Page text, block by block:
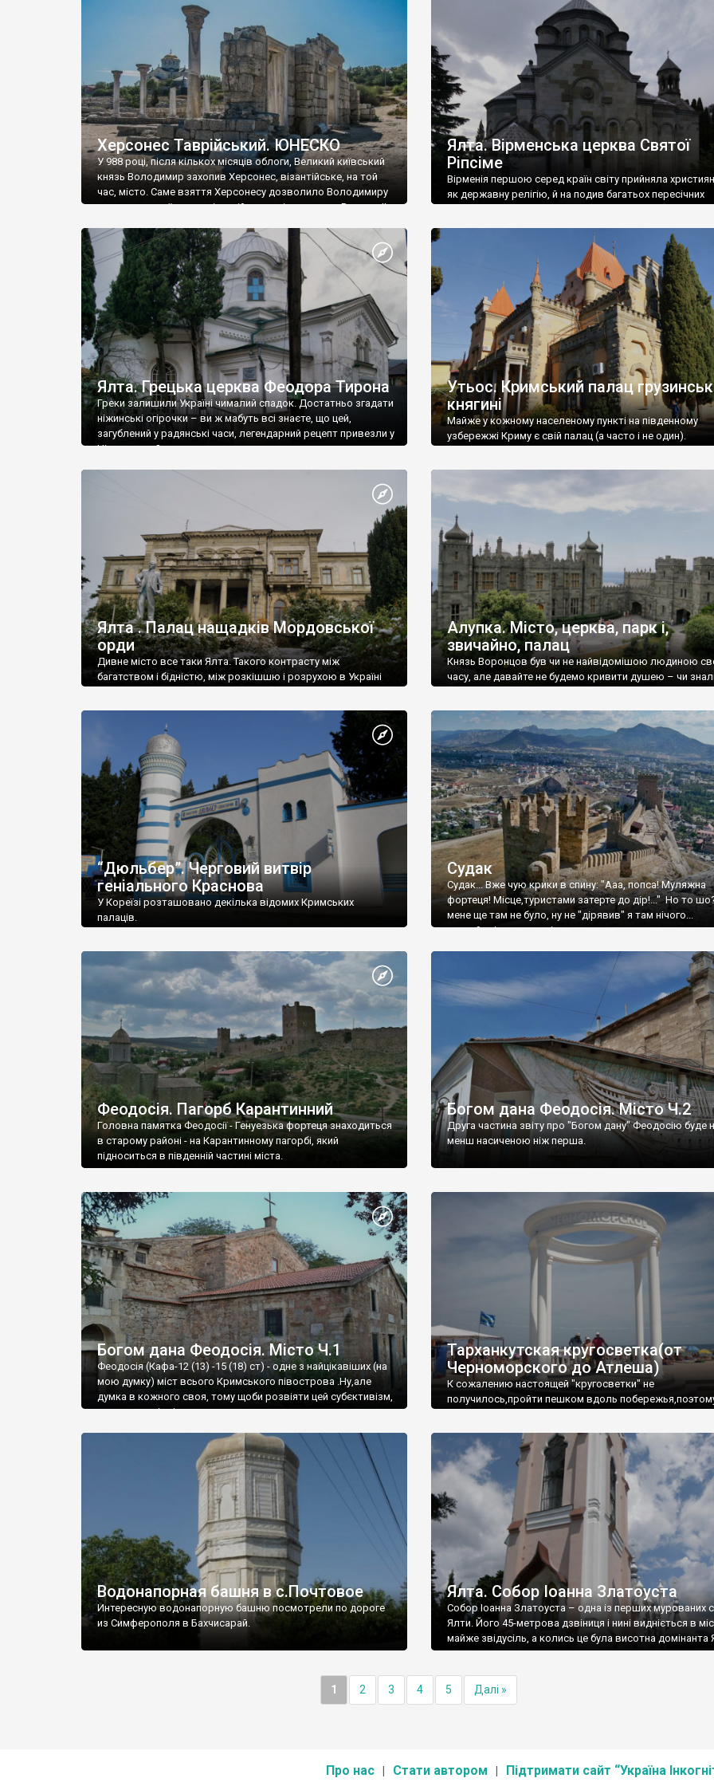
візантійської доби. Раритети викрадені з фондів об’єкту
культурної спадщини ЮНЕСКО «Херсонеса Таврійського».
Офіційно – на виставку «Золото Візантії», але експерти та
влада в Україні вважають це лише […]
називаються «повстяками» (postaki)…” “Вино. Крим
виробляє відмінне вино і його вдосталь: воно все
легке біле і дуже […]
Херсонес Таврійський. ЮНЕСКО
У 988 році, після кількох місяців облоги, Великий київський
князь Володимир захопив Херсонес, візантійське, на той
час, місто. Саме взяття Херсонесу дозволило Володимиру
диктувати свої умови візантійському імператору Василю ІІ,
Херсонесі Володимир-язичник, став Василем-
християнином. А потім було Хрещення Русі. На честь
Херсонесу Таврійського названо місто […]
Ялта. Вірменська церква Святої
Ріпсіме
Вірменія першою серед країн світу прийняла
як державну релігію, й на подив багатьох пересічних
Ялта. Грецька церква Феодора Тирона
Греки залишили Україні чималий спадок. Достатньо згадати
ніжинські огірочки – ви ж мабуть всі знаєте, що цей,
загублений у радянські часи, легендарний рецепт привезли у
Ніжин греки?
Утьос. Кримський палац
княгині
Майже у кожному населеному пункті на південному
узбережжі Криму є свій палац (а часто і не один).
Ялта . Палац нащадків Мордовської
орди
Дивне місто все таки Ялта. Такого контрасту між
багатством і бідністю, між розкішшю і розрухою в Україні
Алупка. Місто, церква, парк і,
звичайно, палац
Князь Воронцов був чи не найвідомішою людиною
часу, але давайте не будемо кривити душею – чи
“Дюльбер”. Черговий витвір
геніального Краснова
У Кореїзі розташовано декілька відомих Кримських
палаців.
Судак
Судак... Вже чую крики в спину: "Ааа, попса! Муляжна
фортеця! Місце,туристами затерте до дір!..." Но то
мене ще там не було, ну не "дірявив" я там нічого...
принаймні до цього літа.
Феодосія. Пагорб Карантинний
Головна памятка Феодосії - Генуезька фортеця знаходиться
в старому районі - на Карантинному пагорбі, який
підноситься в південній частині міста.
Богом дана Феодосія. Місто Ч.2
Друга частина звіту про "Богом дану" Феодосію буде
менш насиченою ніж перша.
Богом дана Феодосія. Місто Ч.1
Феодосія (Кафа-12 (13) -15 (18) ст) - одне з найцікавіших (на
мою думку) міст всього Кримського півострова .Ну,але
думка в кожного своя, тому щоби розвіяти цей субєктивізм,
запрошую відвідати це
Тарханкутская кругосветка(от
Черноморского до Атлеша)
К сожалению настоящей "кругосветки" не
получилось,пройти пешком вдоль
Водонапорная башня в с.Почтовое
Интересную водонапорную башню посмотрели по дороге
из Симферополя в Бахчисарай.
Ялта. Собор Іоанна Златоуста
Собор Іоанна Златоуста – одна із перших мурованих
Ялти. Його 45-метрова дзвіниця і нині видніється в
майже звідусіль, а колись це була висотна домінанта
1 2 3 4 5 Далі »
Про нас Стати автором Підтримати сайт “Україна